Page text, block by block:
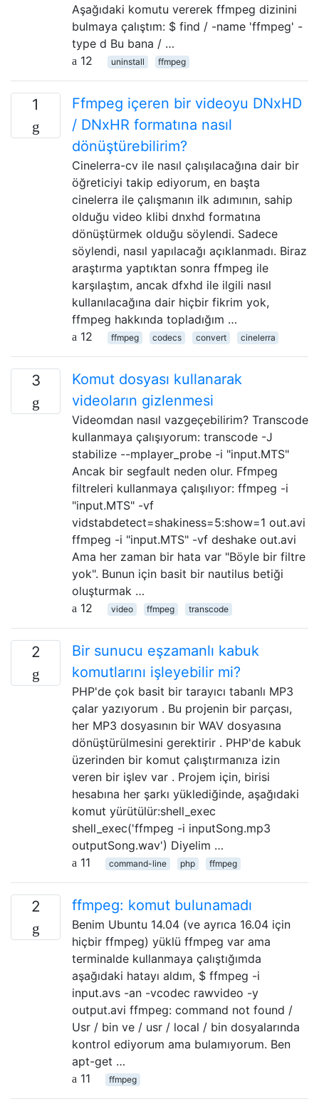
Aşağıdaki komutu vererek ffmpeg dizinini
bulmaya çalıştım: $ find / -name 'ffmpeg' -
type d Bu bana / …
12
uninstall ffmpeg
1
Ffmpeg içeren bir videoyu DNxHD
/ DNxHR formatına nasıl
dönüştürebilirim?
Cinelerra-cv ile nasıl çalışılacağına dair bir
öğreticiyi takip ediyorum, en başta
cinelerra ile çalışmanın ilk adımının, sahip
olduğu video klibi dnxhd formatına
dönüştürmek olduğu söylendi. Sadece
söylendi, nasıl yapılacağı açıklanmadı. Biraz
araştırma yaptıktan sonra ffmpeg ile
karşılaştım, ancak dfxhd ile ilgili nasıl
kullanılacağına dair hiçbir fikrim yok,
ffmpeg hakkında topladığım …
12
ffmpeg codecs convert cinelerra
3
Komut dosyası kullanarak
videoların gizlenmesi
Videomdan nasıl vazgeçebilirim? Transcode
kullanmaya çalışıyorum: transcode -J
stabilize --mplayer_probe -i "input.MTS"
Ancak bir segfault neden olur. Ffmpeg
filtreleri kullanmaya çalışılıyor: ffmpeg -i
"input.MTS" -vf
vidstabdetect=shakiness=5:show=1 out.avi
ffmpeg -i "input.MTS" -vf deshake out.avi
Ama her zaman bir hata var "Böyle bir filtre
yok". Bunun için basit bir nautilus betiği
oluşturmak …
12
video ffmpeg transcode
2
Bir sunucu eşzamanlı kabuk
komutlarını işleyebilir mi?
PHP'de çok basit bir tarayıcı tabanlı MP3
çalar yazıyorum . Bu projenin bir parçası,
her MP3 dosyasının bir WAV dosyasına
dönüştürülmesini gerektirir . PHP'de kabuk
üzerinden bir komut çalıştırmanıza izin
veren bir işlev var . Projem için, birisi
hesabına her şarkı yüklediğinde, aşağıdaki
komut yürütülür:shell_exec
shell_exec('ffmpeg -i inputSong.mp3
outputSong.wav') Diyelim …
11
command-line php ffmpeg
2 ffmpeg: komut bulunamadı
Benim Ubuntu 14.04 (ve ayrıca 16.04 için
hiçbir ffmpeg) yüklü ffmpeg var ama
terminalde kullanmaya çalıştığımda
aşağıdaki hatayı aldım, $ ffmpeg -i
input.avs -an -vcodec rawvideo -y
output.avi ffmpeg: command not found /
Usr / bin ve / usr / local / bin dosyalarında
kontrol ediyorum ama bulamıyorum. Ben
apt-get …
11
ffmpeg